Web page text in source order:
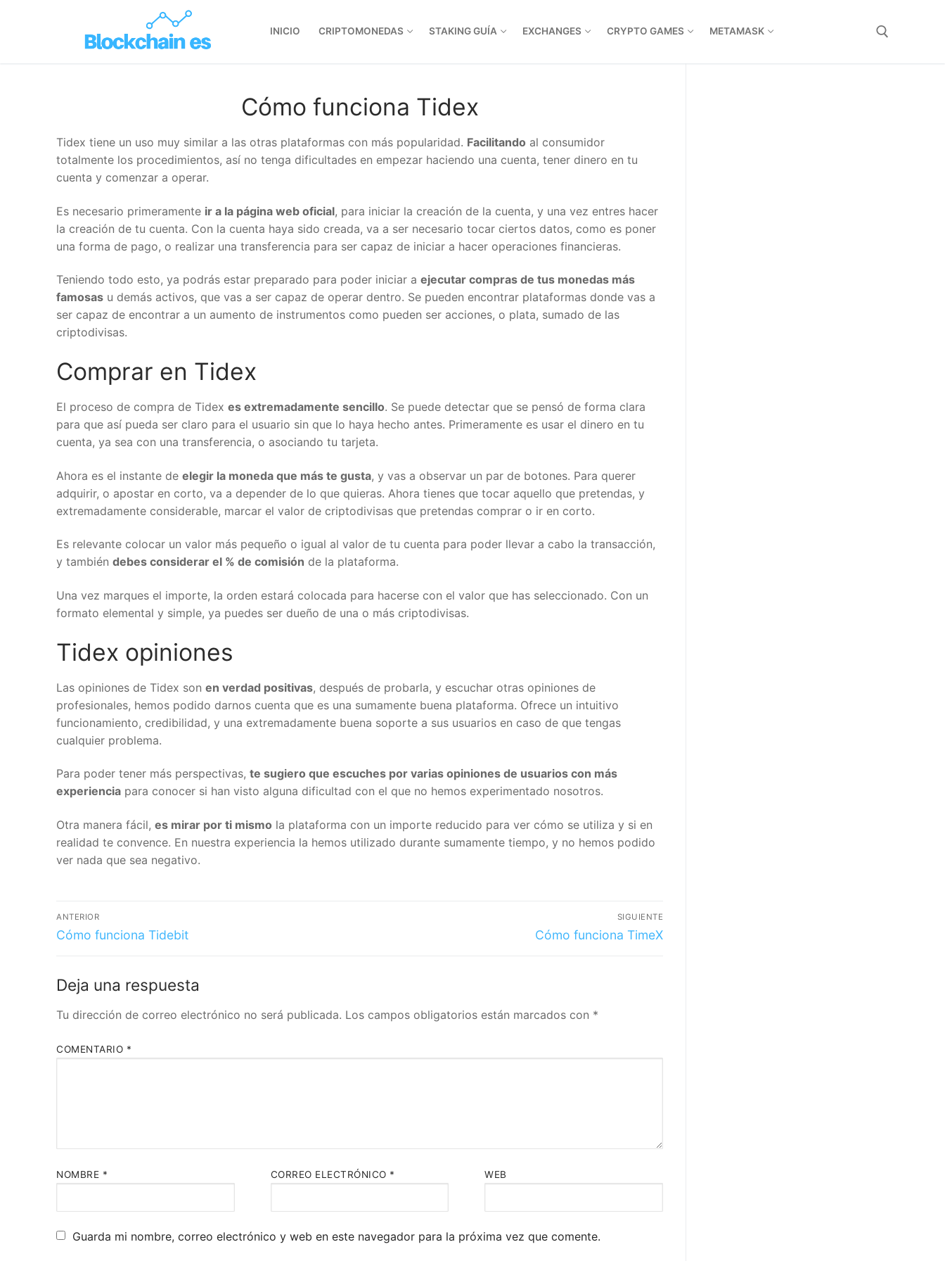
INICIO CRIPTOMONEDAS STAKING GUÍA EXCHANGES CRYPTO GAMES METAMASK
Cómo funciona Tidex
Tidex tiene un uso muy similar a las otras plataformas con más popularidad.Facilitandoal consumidor
totalmente los procedimientos, así no tenga dificultades en empezar haciendo una cuenta, tener dinero en tu
cuenta y comenzar a operar.
Es necesario primeramenteir a la página web oficial, para iniciar la creación de la cuenta, y una vez entres hacer
la creación de tu cuenta. Con la cuenta haya sido creada, va a ser necesario tocar ciertos datos, como es poner
una forma de pago, o realizar una transferencia para ser capaz de iniciar a hacer operaciones financieras.
Teniendo todo esto, ya podrás estar preparado para poder iniciar aejecutar compras de tus monedas más
famosasu demás activos, que vas a ser capaz de operar dentro. Se pueden encontrar plataformas donde vas a
ser capaz de encontrar a un aumento de instrumentos como pueden ser acciones, o plata, sumado de las
criptodivisas.
Comprar en Tidex
El proceso de compra de Tidexes extremadamente sencillo. Se puede detectar que se pensó de forma clara
para que así pueda ser claro para el usuario sin que lo haya hecho antes. Primeramente es usar el dinero en tu
cuenta, ya sea con una transferencia, o asociando tu tarjeta.
Ahora es el instante deelegir la moneda que más te gusta, y vas a observar un par de botones. Para querer
adquirir, o apostar en corto, va a depender de lo que quieras. Ahora tienes que tocar aquello que pretendas, y
extremadamente considerable, marcar el valor de criptodivisas que pretendas comprar o ir en corto.
Es relevante colocar un valor más pequeño o igual al valor de tu cuenta para poder llevar a cabo la transacción,
y tambiéndebes considerar el % de comisiónde la plataforma.
Una vez marques el importe, la orden estará colocada para hacerse con el valor que has seleccionado. Con un
formato elemental y simple, ya puedes ser dueño de una o más criptodivisas.
Tidex opiniones
Las opiniones de Tidex sonen verdad positivas, después de probarla, y escuchar otras opiniones de
profesionales, hemos podido darnos cuenta que es una sumamente buena plataforma. Ofrece un intuitivo
funcionamiento, credibilidad, y una extremadamente buena soporte a sus usuarios en caso de que tengas
cualquier problema.
Para poder tener más perspectivas,te sugiero que escuches por varias opiniones de usuarios con más
experienciapara conocer si han visto alguna dificultad con el que no hemos experimentado nosotros.
Otra manera fácil,es mirar por ti mismola plataforma con un importe reducido para ver cómo se utiliza y si en
realidad te convence. En nuestra experiencia la hemos utilizado durante sumamente tiempo, y no hemos podido
ver nada que sea negativo.
ANTERIOR
Cómo funciona Tidebit
SIGUIENTE
Cómo funciona TimeX
Deja una respuesta
Tu dirección de correo electrónico no será publicada. Los campos obligatorios están marcados con*
COMENTARIO*
NOMBRE* CORREO ELECTRÓNICO* WEB
Guarda mi nombre, correo electrónico y web en este navegador para la próxima vez que comente.
Get 10€ when you Create an Account with Bitvavo
*KYC verification and 10€ minimum deposit required to receive the bonus